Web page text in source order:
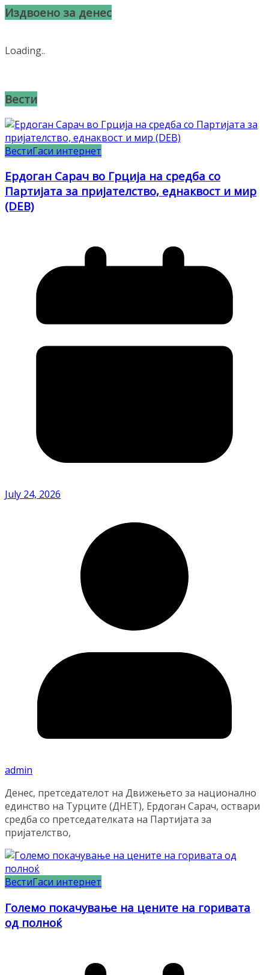
Издвоено за денес
Loading...
Вести
ВестиГаси интернет
Ердоган Сарач во Грција на средба со
Партијата за пријателство, еднаквост и мир
(DEB)
July 24, 2026
admin
Денес, претседателот на Движењето за национално
единство на Турците (ДНЕТ), Ердоган Сарач, оствари
средба со претседателката на Партијата за
пријателство,
ВестиГаси интернет
Големо покачување на цените на горивата
од полноќ